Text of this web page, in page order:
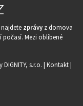
zprávy z domova
počasí. Mezi oblíbené
DIGNITY, s.r.o. | Kontakt|